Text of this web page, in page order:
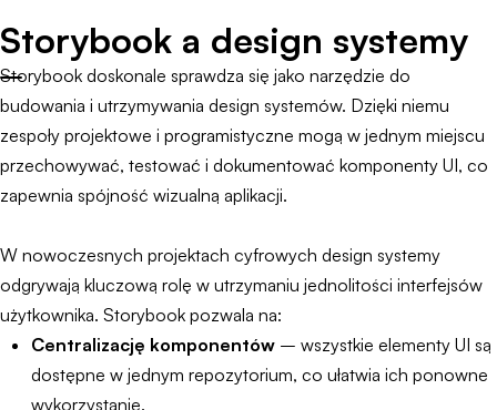
Storybook a design systemy
Storybook doskonale sprawdza się jako narzędzie do
budowania i utrzymywania design systemów. Dzięki niemu
zespoły projektowe i programistyczne mogą w jednym miejscu
przechowywać, testować i dokumentować komponenty UI, co
zapewnia spójność wizualną aplikacji.
W nowoczesnych projektach cyfrowych design systemy
odgrywają kluczową rolę w utrzymaniu jednolitości interfejsów
użytkownika. Storybook pozwala na:
Centralizację komponentów – wszystkie elementy UI są
dostępne w jednym repozytorium, co ułatwia ich ponowne
wykorzystanie.